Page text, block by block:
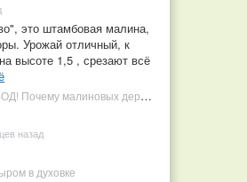
это штамбовая малина,
Урожай отличный, к
высоте 1,5 , срезают всё
Товарищи, это РАЗВОД! Почему малиновых деревьев не бывает, или Как ушлые продавцы наживаются на мечтах садоводов
назад
в духовке